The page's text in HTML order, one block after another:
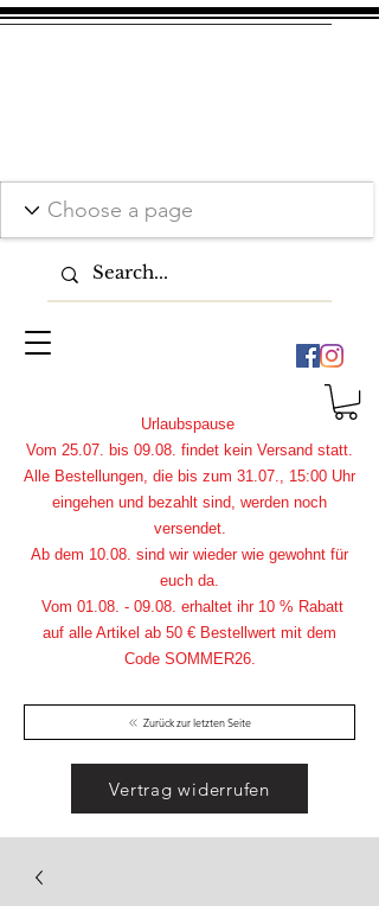
Zurück zur letzten Seite
Urlaubspause
Vom 25.07. bis 09.08. findet kein Versand statt.
Alle Bestellungen, die bis zum 31.07., 15:00 Uhr
eingehen und bezahlt sind, werden noch
versendet.
Ab dem 10.08. sind wir wieder wie gewohnt für
euch da.
Vom 01.08. - 09.08. erhaltet ihr 10 % Rabatt
auf alle Artikel ab 50 € Bestellwert mit dem
Code SOMMER26.
Vertrag widerrufen